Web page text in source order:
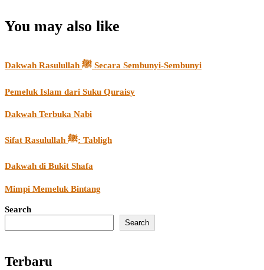
You may also like
Dakwah Rasulullah ﷺ Secara Sembunyi-Sembunyi
Pemeluk Islam dari Suku Quraisy
Dakwah Terbuka Nabi
Sifat Rasulullah ﷺ: Tabligh
Dakwah di Bukit Shafa
Mimpi Memeluk Bintang
Search
Search
Terbaru